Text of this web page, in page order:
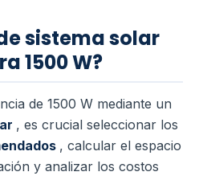
sistema solar
1500 W?
de 1500 W mediante un
, es crucial seleccionar los
, calcular el espacio
y analizar los costos